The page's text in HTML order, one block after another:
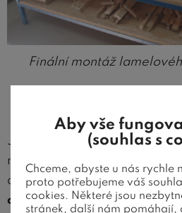
Finální montáž
Jakmile je výroba
následuje jeho zabalení.
do speciální fóliepřímo ve
obdélníku . Váha běžného
Aby vše
(souhlas s
Chceme, abyste u nás rychle
proto potřebujeme váš
cookies. Některé jsou
stránek, další nám pomáhají,